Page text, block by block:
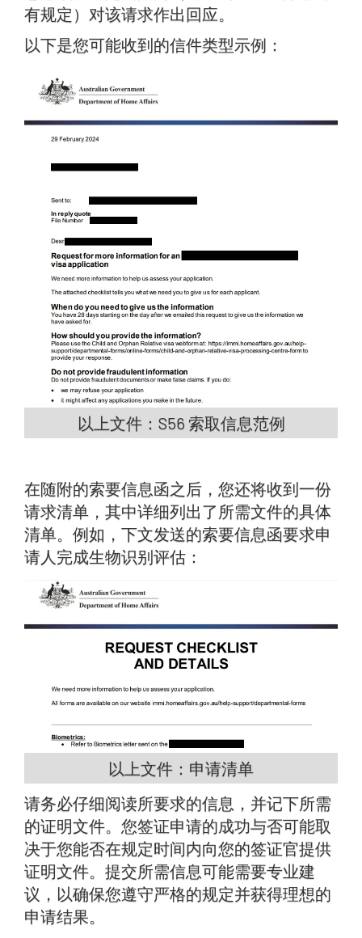
有规定）对该请求作出回应。
以下是您可能收到的信件类型示例：
以上文件：S56 索取信息范例
在随附的索要信息函之后，您还将收到一份
请求清单，其中详细列出了所需文件的具体
清单。例如，下文发送的索要信息函要求申
请人完成生物识别评估：
以上文件：申请清单
请务必仔细阅读所要求的信息，并记下所需
的证明文件。您签证申请的成功与否可能取
决于您能否在规定时间内向您的签证官提供
证明文件。提交所需信息可能需要专业建
议，以确保您遵守严格的规定并获得理想的
申请结果。